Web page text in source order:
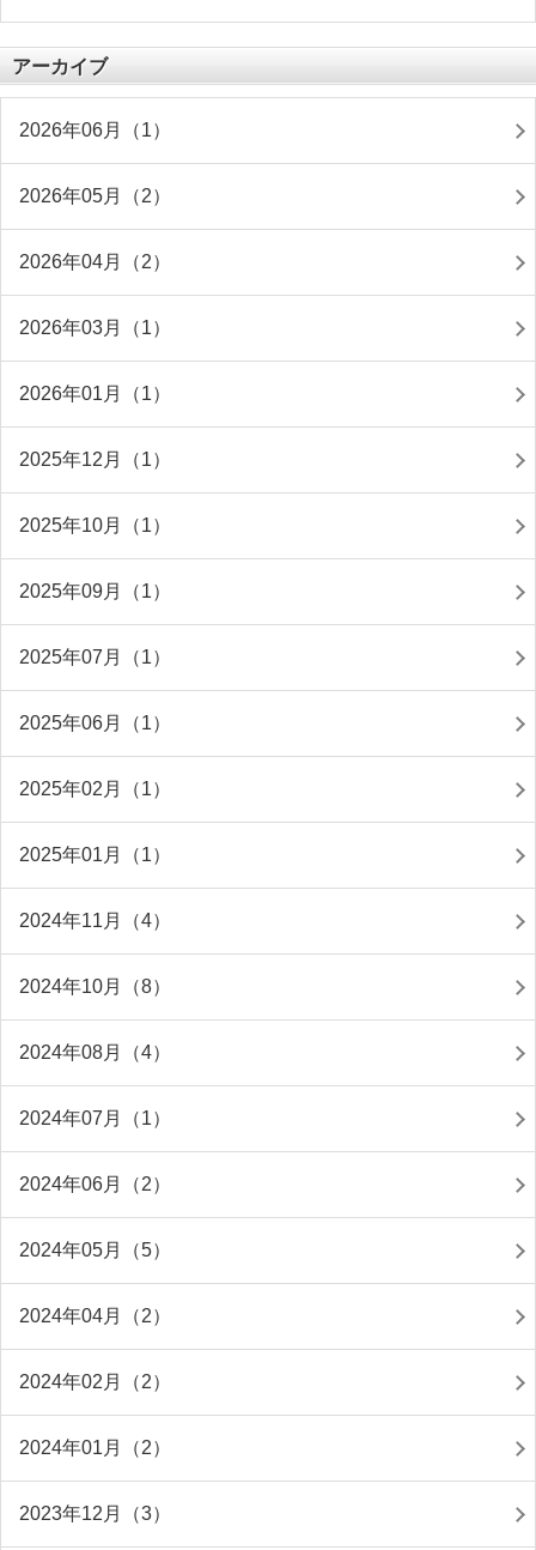
アーカイブ
2026年06月（1）
2026年05月（2）
2026年04月（2）
2026年03月（1）
2026年01月（1）
2025年12月（1）
2025年10月（1）
2025年09月（1）
2025年07月（1）
2025年06月（1）
2025年02月（1）
2025年01月（1）
2024年11月（4）
2024年10月（8）
2024年08月（4）
2024年07月（1）
2024年06月（2）
2024年05月（5）
2024年04月（2）
2024年02月（2）
2024年01月（2）
2023年12月（3）